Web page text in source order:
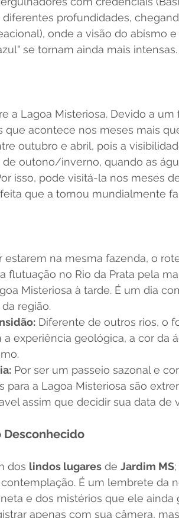
profundidades,
onde a visão do abismo e
se tornam ainda mais intensas.
a Lagoa Misteriosa. Devido a
acontece nos meses mais
outubro e abril, pois a
outono/inverno, quando as
isso, pode visitá-la nos meses
que a tornou mundialmente
estarem na mesma fazenda, o
flutuação no Rio da Prata pela
Misteriosa à tarde. É um dia
região.
Diferente de outros rios, o
experiência geológica, a cor da
Por ser um passeio sazonal e
para a Lagoa Misteriosa são
assim que decidir sua data de
Desconhecido
dos lindos lugares de Jardim MS
É um lembrete da
e dos mistérios que ele ainda
apenas com sua câmera, mas